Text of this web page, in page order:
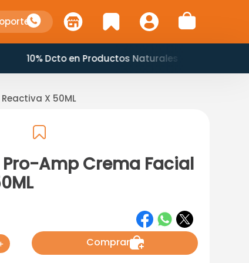
10% Dcto en Productos Naturales
X 50ML
Amp Crema Facial
Comprar